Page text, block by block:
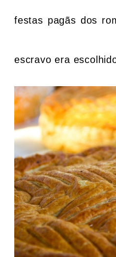
festas pagãs dos
escravo era